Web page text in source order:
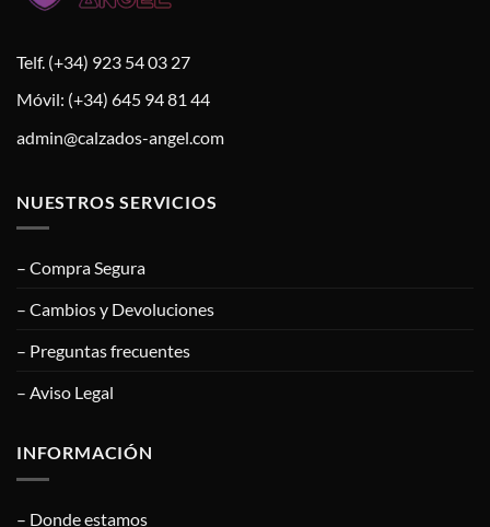
Telf. (+34) 923 54 03 27
Móvil: (+34) 645 94 81 44
admin@calzados-angel.com
NUESTROS SERVICIOS
– Compra Segura
– Cambios y Devoluciones
– Preguntas frecuentes
– Aviso Legal
INFORMACIÓN
– Donde estamos